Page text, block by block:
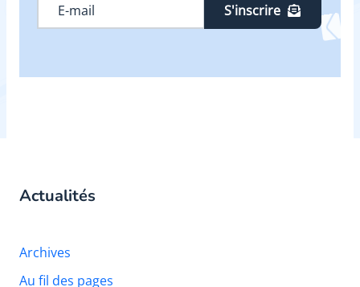
S'inscrire
Actualités
Archives
Au fil des pages